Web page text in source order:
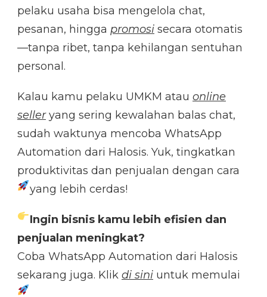
pelaku usaha bisa mengelola chat,
pesanan, hingga promosi secara otomatis
—tanpa ribet, tanpa kehilangan sentuhan
personal.
Kalau kamu pelaku UMKM atau online
selleryang sering kewalahan balas chat,
sudah waktunya mencoba WhatsApp
Automation dari Halosis. Yuk, tingkatkan
produktivitas dan penjualan dengan cara
yang lebih cerdas!
Ingin bisnis kamu lebih efisien dan
penjualan meningkat?
Coba WhatsApp Automation dari Halosis
sekarang juga. Klik di sini untuk memulai